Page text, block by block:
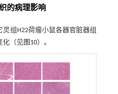
的病理影响
组H22荷瘤小鼠各器官脏器组
化（见图10）。